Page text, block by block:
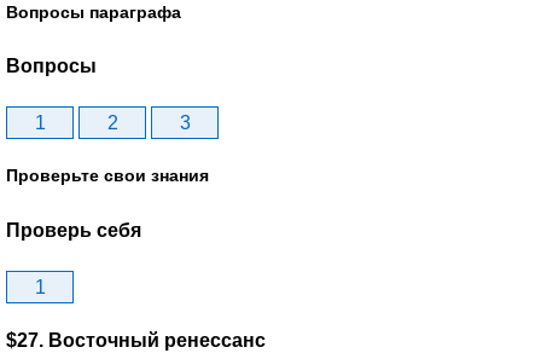
Вопросы параграфа
Вопросы
1 2 3
Проверьте свои знания
Проверь себя
1
$27. Восточный ренессанс